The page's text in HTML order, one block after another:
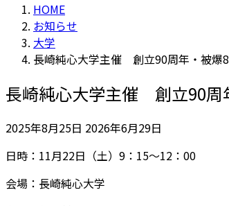
HOME
お知らせ
大学
長崎純心大学主催 創立90周年・被爆
長崎純心大学主催 創立90周
2025年8月25日 最
更
新
日
2026年6月29日
日時：11月22日（土）9：15～12：00
会場：長崎純心大学